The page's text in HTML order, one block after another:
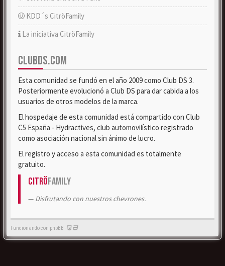
KDD´s CitröFamily
La iniciativa CitröFamily
CLUBDS.COM
Esta comunidad se fundó en el año 2009 como Club DS 3.
Posteriormente evolucionó a Club DS para dar cabida a los
usuarios de otros modelos de la marca.
El hospedaje de esta comunidad está compartido con Club
C5 España - Hydractives, club automovilístico registrado
como asociación nacional sin ánimo de lucro.
El registro y acceso a esta comunidad es totalmente
gratuito.
CitröFamily
Disfrutando con nuestros chevrones.
Funcionando con phpBB -